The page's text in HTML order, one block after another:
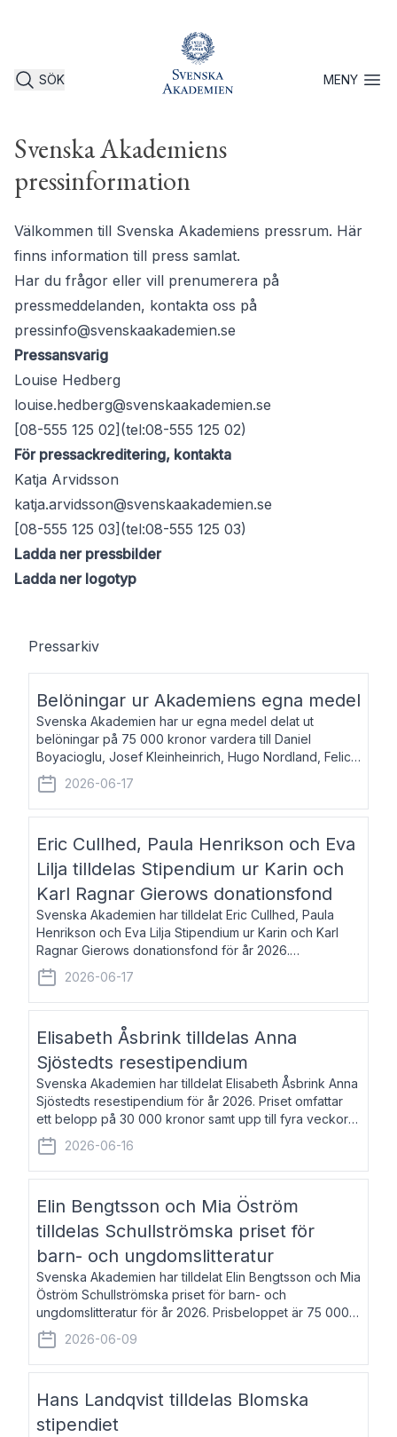
SÖK MENYÖppna
Svenska Akademiens
pressinformation
Välkommen till Svenska Akademiens pressrum. Här
finns information till press samlat.
Har du frågor eller vill prenumerera på
pressmeddelanden, kontakta oss på
pressinfo@svenskaakademien.se
Pressansvarig
Louise Hedberg
louise.hedberg@svenskaakademien.se
[08-555 125 02](tel:08-555 125 02)
För pressackreditering, kontakta
Katja Arvidsson
katja.arvidsson@svenskaakademien.se
[08-555 125 03](tel:08-555 125 03)
Ladda ner pressbilder
Ladda ner logotyp
Pressarkiv
Belöningar ur Akademiens egna medel
Svenska Akademien har ur egna medel delat ut
belöningar på 75 000 kronor vardera till Daniel
Boyacioglu, Josef Kleinheinrich, Hugo Nordland, Felicia
Stenroth och Svante Strandberg. Daniel Boyacioglu,
född 1981, är poet och scenartist. Josef
2026-06-17
Eric Cullhed, Paula Henrikson och Eva
Lilja tilldelas Stipendium ur Karin och
Karl Ragnar Gierows donationsfond
Svenska Akademien har tilldelat Eric Cullhed, Paula
Henrikson och Eva Lilja Stipendium ur Karin och Karl
Ragnar Gierows donationsfond för år 2026.
Stipendiebeloppet är på 70 000 kronor vardera. Eric
Cullhed, född 1985, är professor i grekis
2026-06-17
Elisabeth Åsbrink tilldelas Anna
Sjöstedts resestipendium
Svenska Akademien har tilldelat Elisabeth Åsbrink Anna
Sjöstedts resestipendium för år 2026. Priset omfattar
ett belopp på 30 000 kronor samt upp till fyra veckors
fri vistelse i Akademiens lägenhet i Berlin. Elisabeth
Åsbrink, född 1965 oc
2026-06-16
Elin Bengtsson och Mia Öström
tilldelas Schullströmska priset för
barn- och ungdomslitteratur
Svenska Akademien har tilldelat Elin Bengtsson och Mia
Öström Schullströmska priset för barn- och
ungdomslitteratur för år 2026. Prisbeloppet är 75 000
kronor vardera. Elin Bengtsson, född 1987, är författare
och forskare i genusvetenskap.
2026-06-09
Hans Landqvist tilldelas Blomska
stipendiet